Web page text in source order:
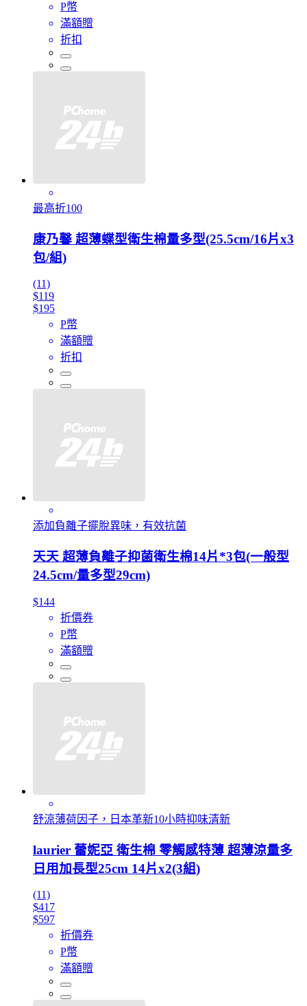
P幣
滿額贈
折扣
最高折100
康乃馨 超薄蝶型衛生棉量多型(25.5cm/16片x3
包/組)
(11)
$119
$195
P幣
滿額贈
折扣
添加負離子擺脫異味，有效抗菌
天天 超薄負離子抑菌衛生棉14片*3包(一般型
24.5cm/量多型29cm)
$144
折價券
P幣
滿額贈
舒涼薄荷因子，日本革新10小時抑味清新
laurier 蕾妮亞 衛生棉 零觸感特薄 超薄涼量多
日用加長型25cm 14片x2(3組)
(11)
$417
$597
折價券
P幣
滿額贈